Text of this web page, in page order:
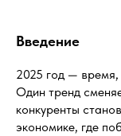
Введение
2025 год — время,
Один тренд
конкуренты
экономике, где